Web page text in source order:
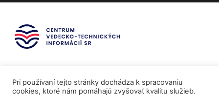
Pri používaní tejto stránky dochádza k spracovaniu
cookies, ktoré nám pomáhajú zvyšovať kvalitu služieb.